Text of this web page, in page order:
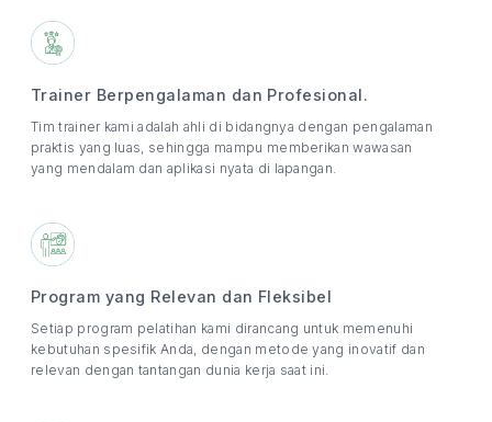
Trainer Berpengalaman dan Profesional.
Tim trainer kami adalah ahli di bidangnya dengan pengalaman
praktis yang luas, sehingga mampu memberikan wawasan
yang mendalam dan aplikasi nyata di lapangan.
Program yang Relevan dan Fleksibel
Setiap program pelatihan kami dirancang untuk memenuhi
kebutuhan spesifik Anda, dengan metode yang inovatif dan
relevan dengan tantangan dunia kerja saat ini.